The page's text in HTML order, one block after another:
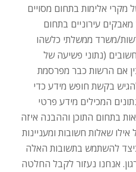
מקרי אלימות בתחום מסויים
עירוניים בתחום
משרד ממשלתי כלשהו
(נתוני פשיעה של
אם הרשות כבר מפרסמת
בקשת חופש מידע כדי
המכילים מידע פרטי
בתחום התוכן וההבנה איזה
שאלות חשובות ומעניינות
להשתמש בתשובות האלה
אנחנו נעזור לקבל החלטה